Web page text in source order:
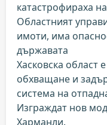
катастрофираха
Областният
имоти, има
държавата
Хасковска област
обхващане и
система на
Изграждат нов
Харманли.